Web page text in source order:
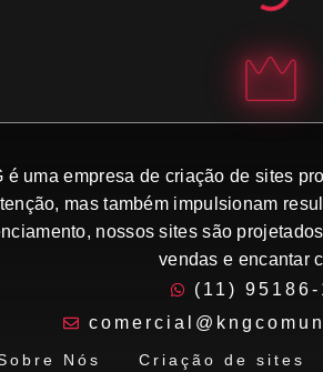
é uma empresa de criação de sites
mas também impulsionam
nossos sites são
vendas e encantar
(11) 95186-
Nós Criação de sites